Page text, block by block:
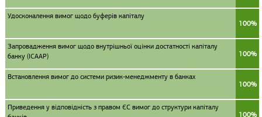
Удосконалення вимог щодо буферів капіталу
100%
Запровадження вимог щодо внутрішньої оцінки достатності капіталу
банку (ІСААР)
100%
Встановлення вимог до системи ризик-менеджменту в банках
100%
Приведення у відповідність з правом ЄС вимог до структури капіталу
100%